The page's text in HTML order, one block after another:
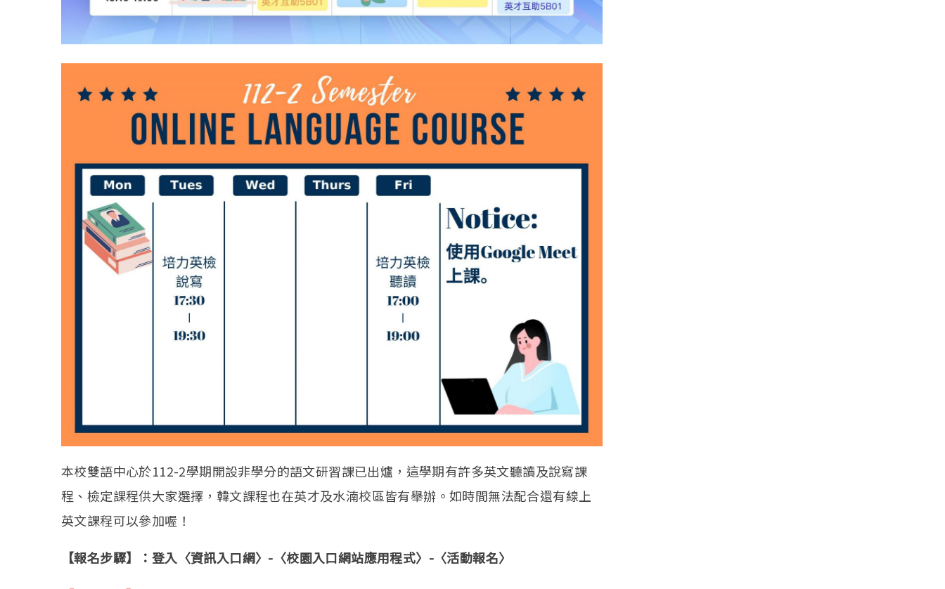
本校雙語中心於112-2學期開設非學分的語文研習課已出爐，這學期有許多英文聽讀及說寫課
程、檢定課程供大家選擇，韓文課程也在英才及水湳校區皆有舉辦。如時間無法配合還有線上
英文課程可以參加喔！
【報名步驟】：登入〈資訊入口網〉-〈校園入口網站應用程式〉- 〈活動報名〉